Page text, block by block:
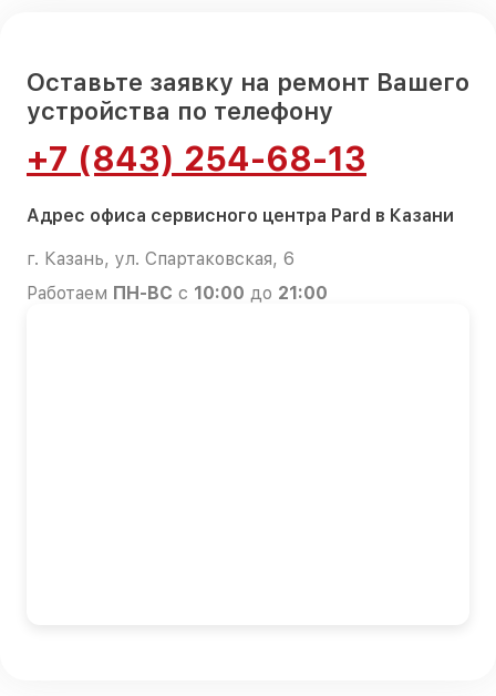
Оставьте заявку на ремонт Вашего
устройства по телефону
+7 (843) 254-68-13
Адрес офиса сервисного центра Pard в Казани
г. Казань, ул. Спартаковская, 6
Работаем ПН-ВС с 10:00 до 21:00